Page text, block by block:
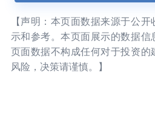
【声明：本页面数据来源于公
示和参考。本页面展示的数据
页面数据不构成任何对于投资
风险，决策请谨慎。】